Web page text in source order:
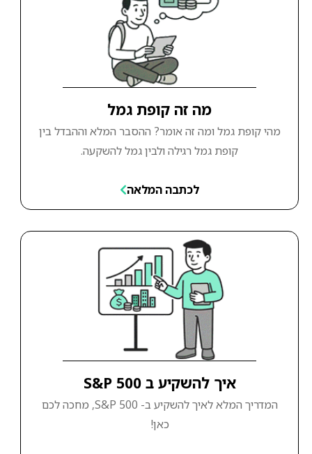
מה זה קופת גמל
מהי קופת גמל ומה זה אומר? ההסבר המלא וההבדל בין
קופת גמל רגילה ולבין גמל להשקעה.
לכתבה המלאה
איך להשקיע ב S&P 500
המדריך המלא לאיך להשקיע ב- S&P 500, מחכה לכם
כאן!